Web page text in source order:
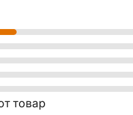
товар